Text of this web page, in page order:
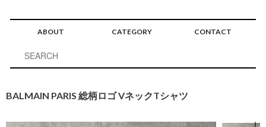
ABOUT CATEGORY CONTACT
BALMAIN PARIS 総柄ロゴ VネックTシャツ